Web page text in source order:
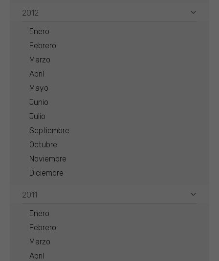
2012
Enero
Febrero
Marzo
Abril
Mayo
Junio
Julio
Septiembre
Octubre
Noviembre
Diciembre
2011
Enero
Febrero
Marzo
Abril